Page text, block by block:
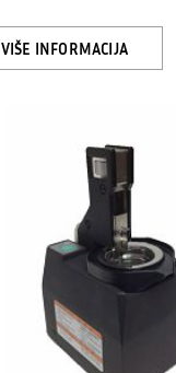
VIŠE INFORMACIJA